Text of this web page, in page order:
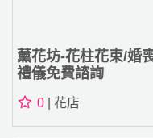
薰花坊-花柱花束/婚
禮儀免費諮詢
0 | 花店